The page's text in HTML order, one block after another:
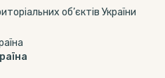
об’єктів України